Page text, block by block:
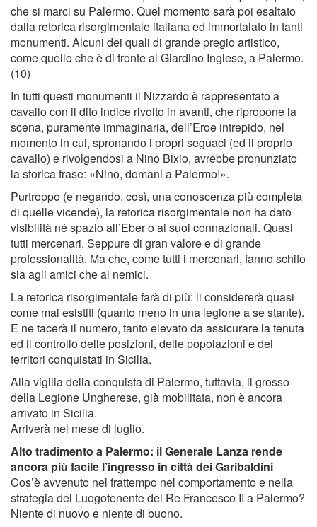
che si marci su Palermo. Quel momento sarà poi esaltato
dalla retorica risorgimentale italiana ed immortalato in tanti
monumenti. Alcuni dei quali di grande pregio artistico,
come quello che è di fronte al Giardino Inglese, a Palermo.
(10)
In tutti questi monumenti il Nizzardo è rappresentato a
cavallo con il dito indice rivolto in avanti, che ripropone la
scena, puramente immaginaria, dell’Eroe intrepido, nel
momento in cui, spronando i propri seguaci (ed il proprio
cavallo) e rivolgendosi a Nino Bixio, avrebbe pronunziato
la storica frase: «Nino, domani a Palermo!».
Purtroppo (e negando, così, una conoscenza più completa
di quelle vicende), la retorica risorgimentale non ha dato
visibilità né spazio all’Eber o ai suoi connazionali. Quasi
tutti mercenari. Seppure di gran valore e di grande
professionalità. Ma che, come tutti i mercenari, fanno schifo
sia agli amici che ai nemici.
La retorica risorgimentale farà di più: li considererà quasi
come mai esistiti (quanto meno in una legione a se stante).
E ne tacerà il numero, tanto elevato da assicurare la tenuta
ed il controllo delle posizioni, delle popolazioni e dei
territori conquistati in Sicilia.
Alla vigilia della conquista di Palermo, tuttavia, il grosso
della Legione Ungherese, già mobilitata, non è ancora
arrivato in Sicilia.
Arriverà nel mese di luglio.
Alto tradimento a Palermo: il Generale Lanza rende
ancora più facile l’ingresso in città dei Garibaldini
Cos’è avvenuto nel frattempo nel comportamento e nella
strategia del Luogotenente del Re Francesco II a Palermo?
Niente di nuovo e niente di buono.